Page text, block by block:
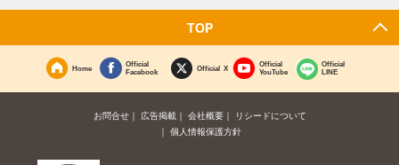
TOP
Home
Official
Facebook
Official X
Official
YouTube
Official
LINE
お問合せ 広告掲載 会社概要
リシードについて
個人情報保護方針